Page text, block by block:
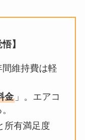
】
間維持費は軽
金 」。エアコ
所有満足度